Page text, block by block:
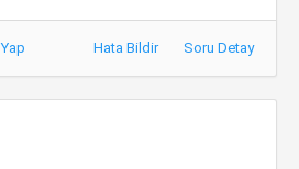
Hata Bildir Soru Detay